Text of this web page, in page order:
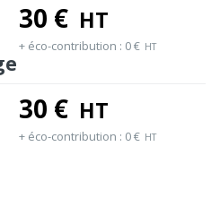
30 € HT
+ éco-contribution : 0€ HT
30 € HT
+ éco-contribution : 0€ HT